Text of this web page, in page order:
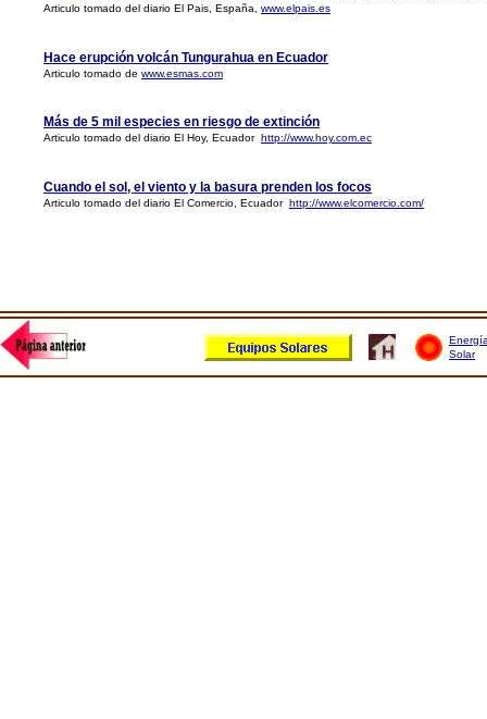
Más de 5 mil especies en riesgo de extinción
Articulo tomado del diario El Hoy, Ecuador http://www.hoy.com.ec
Cuando el sol, el viento y la basura prenden los focos
Articulo tomado del diario El Comercio, Ecuador http://www.elcomercio.com/
Hace erupción volcán Tungurahua en Ecuador
Articulo tomado de www.esmas.com
Articulo tomado del diario El Pais, España, www.elpais.es
Solar